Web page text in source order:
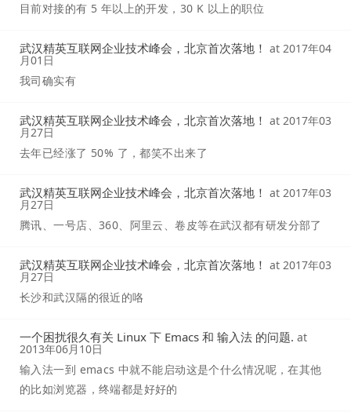
目前对接的有 5 年以上的开发，30 K 以上的职位
武汉精英互联网企业技术峰会，北京首次落地！ at 2017年04
月01日
我司确实有
武汉精英互联网企业技术峰会，北京首次落地！ at 2017年03
月27日
去年已经涨了 50% 了，都笑不出来了
武汉精英互联网企业技术峰会，北京首次落地！ at 2017年03
月27日
腾讯、一号店、360、阿里云、卷皮等在武汉都有研发分部了
武汉精英互联网企业技术峰会，北京首次落地！ at 2017年03
月27日
长沙和武汉隔的很近的咯
一个困扰很久有关 Linux 下 Emacs 和 输入法 的问题. at
2013年06月10日
输入法一到 emacs 中就不能启动这是个什么情况呢，在其他
的比如浏览器，终端都是好好的